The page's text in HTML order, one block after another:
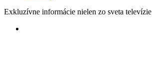
Exkluzívne informácie nielen zo sveta televízie